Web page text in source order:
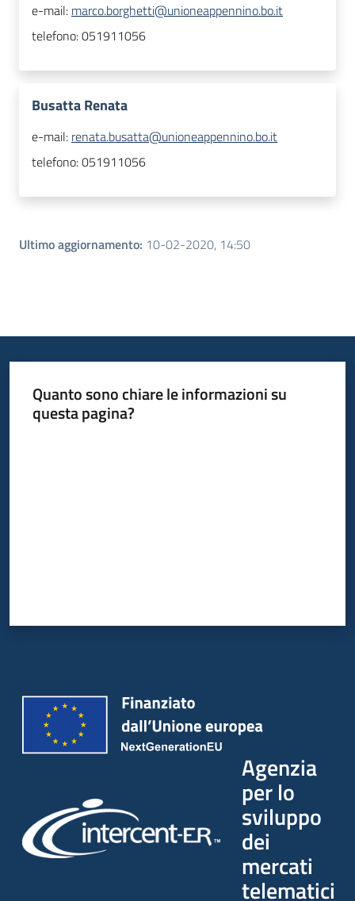
e-mail: marco.borghetti@unioneappennino.bo.it
telefono:051911056
Busatta Renata
e-mail: renata.busatta@unioneappennino.bo.it
telefono:051911056
Ultimo aggiornamento: 10-02-2020, 14:50
Quanto sono chiare le informazioni su
questa pagina?
Agenzia
per lo
sviluppo
dei
mercati
telematici